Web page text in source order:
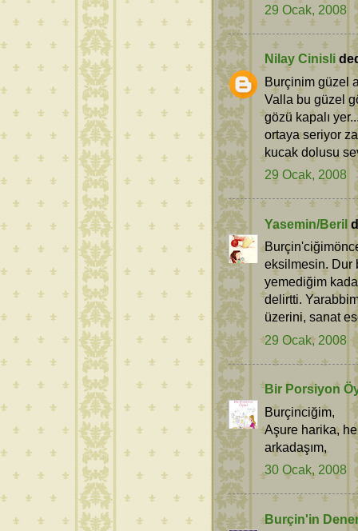
29 Ocak, 2008
Nilay Cinisli
Burçinim güzel
Valla bu güzel
gözü kapalı
ortaya seriyor
kucak dolusu
29 Ocak, 2008
Yasemin/Beril
eksilmesin. Dur
yemediğim
delirtti.
üzerini, sanat
29 Ocak, 2008
Bir Porsiyon
Burçinciğim,
Aşure harika,
arkadaşım,
30 Ocak, 2008
Burçin'in